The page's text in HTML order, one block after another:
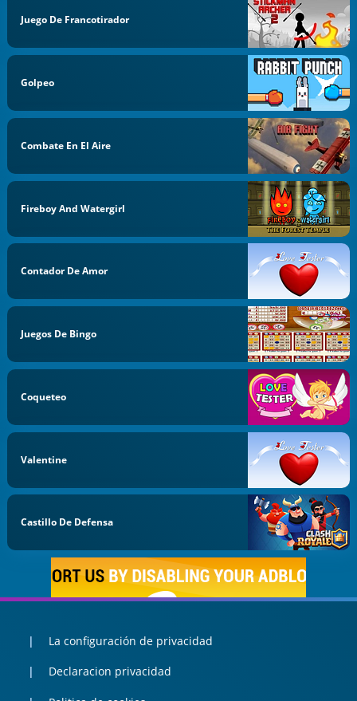
Juego De Francotirador
Golpeo
Combate En El Aire
Fireboy And Watergirl
Contador De Amor
Juegos De Bingo
Coqueteo
Valentine
Castillo De Defensa
La configuración de privacidad
Declaracion privacidad